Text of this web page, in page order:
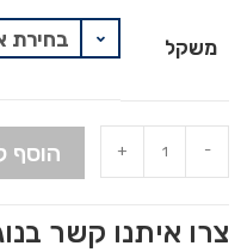
משקל בחירת
-
+ הוסף
צרו איתנו קשר